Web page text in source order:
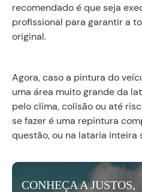
recomendado é que seja
profissional para garantir a
original.
Agora, caso a pintura do
uma área muito grande da
pelo clima, colisão ou até
se fazer é uma repintura
questão, ou na lataria inteira
CONHEÇA A JUSTOS,